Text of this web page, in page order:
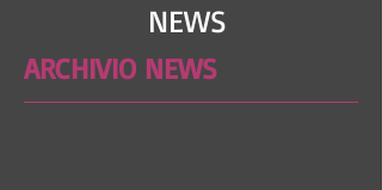
NEWS
ARCHIVIO NEWS